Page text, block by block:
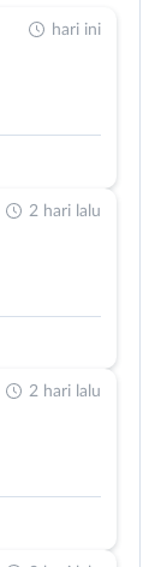
hari ini
2 hari lalu
2 hari lalu